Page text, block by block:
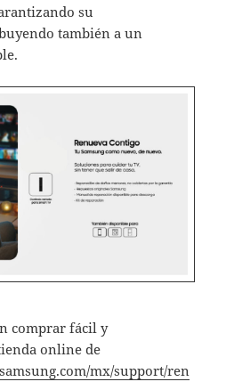
su
también a un
comprar fácil y
online de
mx/support/ren